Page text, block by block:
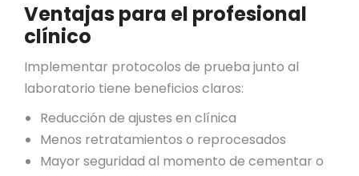
Ventajas para el profesional
clínico
Implementar protocolos de prueba junto al
laboratorio tiene beneficios claros:
Reducción de ajustes en clínica
Menos retratamientos o reprocesados
Mayor seguridad al momento de cementar o